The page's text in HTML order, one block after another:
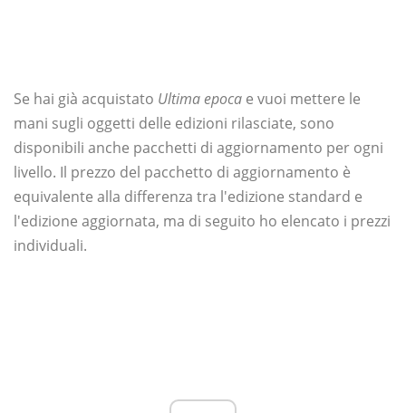
Se hai già acquistato Ultima epoca e vuoi mettere le
mani sugli oggetti delle edizioni rilasciate, sono
disponibili anche pacchetti di aggiornamento per ogni
livello. Il prezzo del pacchetto di aggiornamento è
equivalente alla differenza tra l'edizione standard e
l'edizione aggiornata, ma di seguito ho elencato i prezzi
individuali.